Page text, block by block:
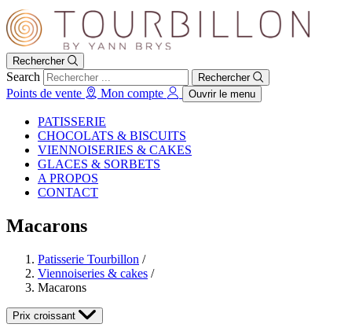
Rechercher
Search Rechercher
Points de vente Mon compte Ouvrir le menu
PATISSERIE
CHOCOLATS & BISCUITS
VIENNOISERIES & CAKES
GLACES & SORBETS
A PROPOS
CONTACT
Macarons
Patisserie Tourbillon /
Viennoiseries & cakes /
Macarons
Prix croissant